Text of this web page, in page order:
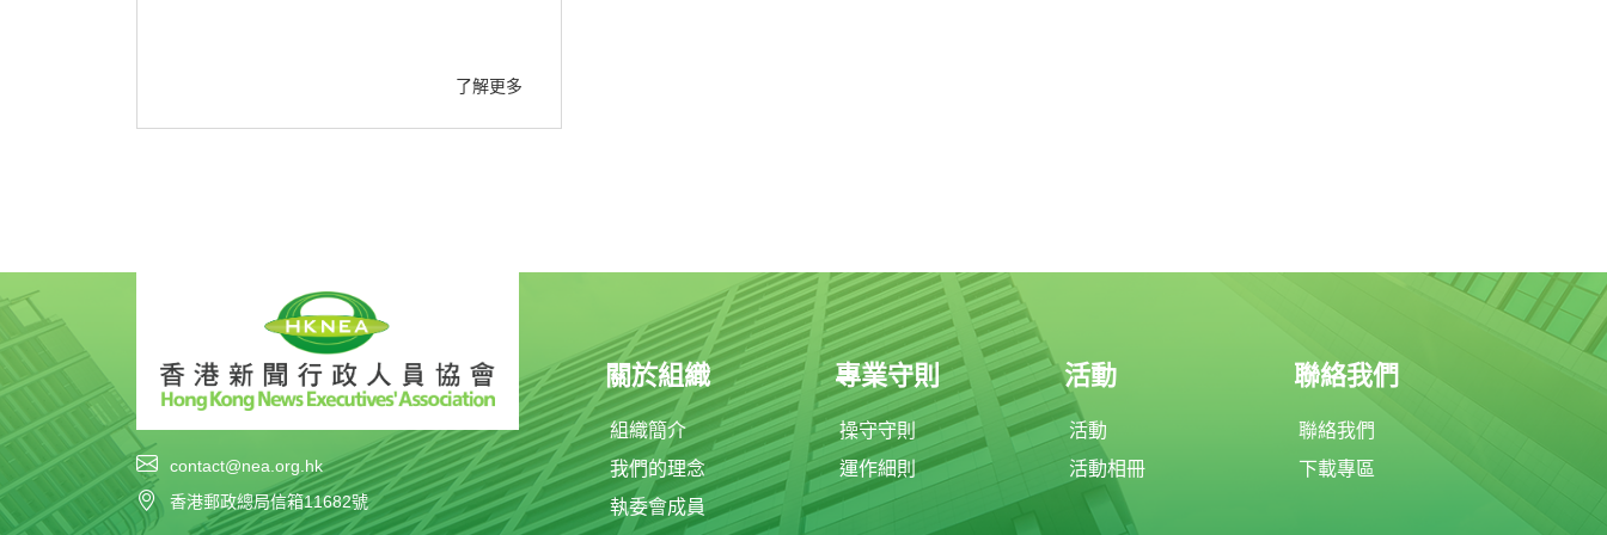
了解更多
contact@nea.org.hk
香港郵政總局信箱11682號
關於組織
組織簡介
我們的理念
執委會成員
專業守則
操守守則
運作細則
活動
活動
活動相冊
聯絡我們
聯絡我們
下載專區